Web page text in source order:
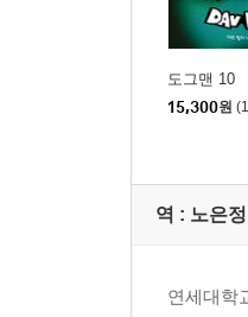
도그맨 10
15,300원
역 : 노은정
연세대학